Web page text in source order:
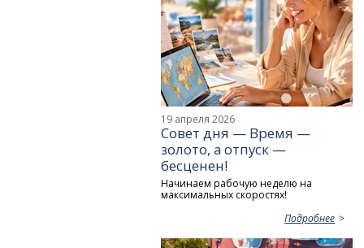
19 апреля 2026
Совет дня — Время —
золото, а отпуск —
бесценен!
Начинаем рабочую неделю на
максимальных скоростях!
Подробнее